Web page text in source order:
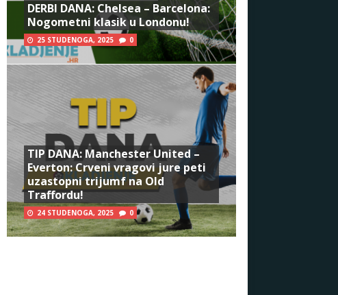
DERBI DANA: Chelsea – Barcelona:
Nogometni klasik u Londonu!
25 STUDENOGA, 2025 0
TIP DANA: Manchester United –
Everton: Crveni vragovi jure peti
uzastopni trijumf na Old
Traffordu!
24 STUDENOGA, 2025 0